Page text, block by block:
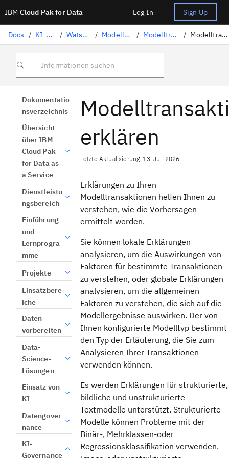
IBM Cloud Pak for Data Log In Sign Up
Docs / KI-Governance / Watson OpenScale / Modelleinblicke prüfen / Modelltransaktionen prüfen / Modelltransaktionen erklären
Informationen suchen
Dokumentatio
nsverzeichnis
Übersicht
über IBM
Cloud Pak
for Data as
a Service
Dienstleistu
ngsbereich
Einführung
und
Lernprogra
mme
Projekte
Einsatzbere
iche
Daten
vorbereiten
Data-
Science-
Lösungen
Einsatz von
KI
Datengover
nance
KI-
Governance
erklären
Letzte Aktualisierung: 13. Juli 2026
Erklärungen zu Ihren
Modelltransaktionen helfen Ihnen zu
verstehen, wie die Vorhersagen
ermittelt werden.
Sie können lokale Erklärungen
analysieren, um die Auswirkungen von
Faktoren für bestimmte Transaktionen
zu verstehen, oder globale Erklärungen
analysieren, um die allgemeinen
Faktoren zu verstehen, die sich auf die
Modellergebnisse auswirken. Der von
Ihnen konfigurierte Modelltyp bestimmt
den Typ der Erläuterung, die Sie zum
Analysieren Ihrer Transaktionen
verwenden können.
Es werden Erklärungen für strukturierte,
bildliche und unstrukturierte
Textmodelle unterstützt. Strukturierte
Modelle können Probleme mit der
Binär-, Mehrklassen-oder
Regressionsklassifikation verwenden.